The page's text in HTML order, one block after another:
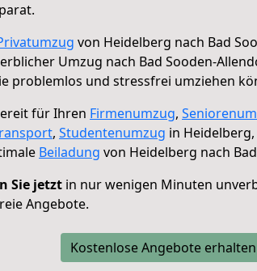
von Heidelberg nach Bad
Umzug nach Bad Sooden-
problemlos und stressfrei umziehen
für Ihren Firmenumzug,
, Studentenumzug in Heidelberg,
Beiladung von Heidelberg nach
Sie jetzt in nur wenigen Minuten
Angebote.
Kostenlose Angebote erhalten